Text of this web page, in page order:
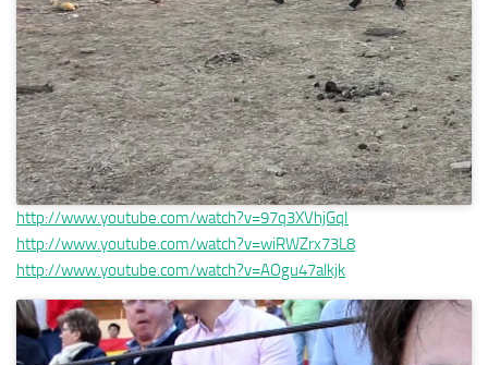
http://www.youtube.com/watch?v=97q3XVhjGqI
http://www.youtube.com/watch?v=wiRWZrx73L8
http://www.youtube.com/watch?v=AOgu47alkjk